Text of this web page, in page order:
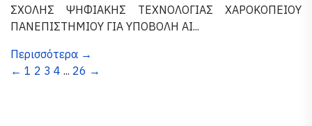
ΣΧΟΛΗΣ ΨΗΦΙΑΚΗΣ ΤΕΧΝΟΛΟΓΙΑΣ ΧΑΡΟΚΟΠΕΙΟΥ
ΠΑΝΕΠΙΣΤΗΜΙΟΥ ΓΙΑ ΥΠΟΒΟΛΗ ΑΙ...
Περισσότερα →
← 1 2 3 4 ... 26 →